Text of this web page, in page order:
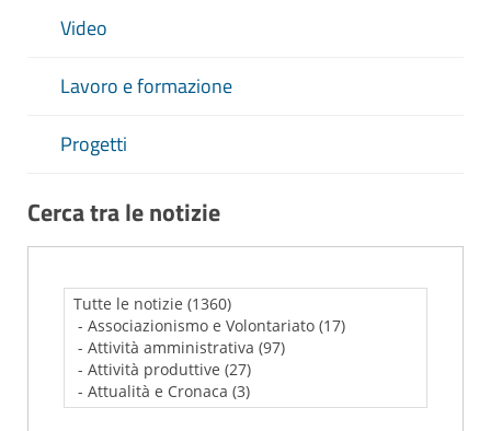
Video
Lavoro e formazione
Progetti
Cerca tra le notizie